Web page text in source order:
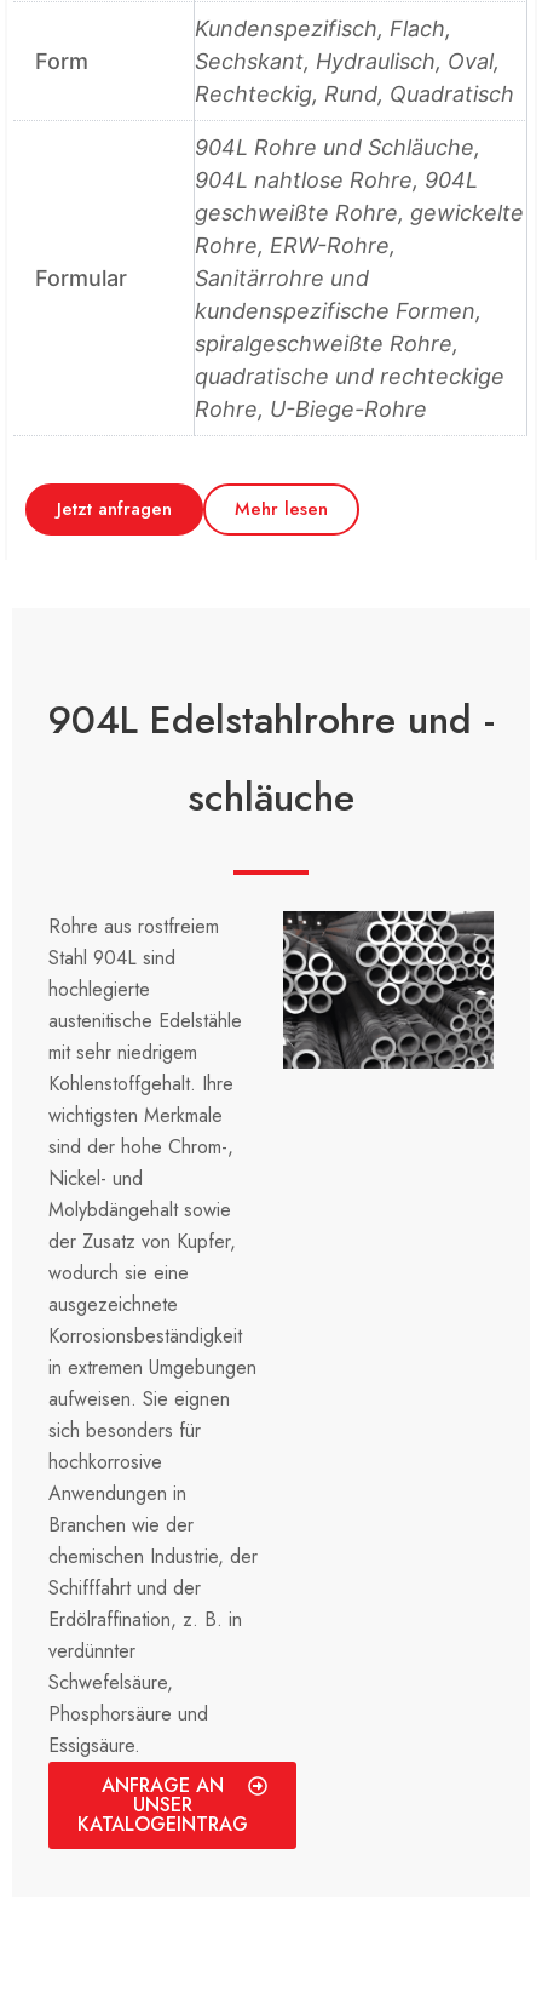
Form
Kundenspezifisch, Flach,
Sechskant, Hydraulisch, Oval,
Rechteckig, Rund, Quadratisch
Formular
904L Rohre und Schläuche,
904L nahtlose Rohre, 904L
geschweißte Rohre, gewickelte
Rohre, ERW-Rohre,
Sanitärrohre und
kundenspezifische Formen,
spiralgeschweißte Rohre,
quadratische und rechteckige
Rohre, U-Biege-Rohre
Jetzt anfragen Mehr lesen
904L Edelstahlrohre und -
schläuche
Rohre aus rostfreiem
Stahl 904L sind
hochlegierte
austenitische Edelstähle
mit sehr niedrigem
Kohlenstoffgehalt. Ihre
wichtigsten Merkmale
sind der hohe Chrom-,
Nickel- und
Molybdängehalt sowie
der Zusatz von Kupfer,
wodurch sie eine
ausgezeichnete
Korrosionsbeständigkeit
in extremen Umgebungen
aufweisen. Sie eignen
sich besonders für
hochkorrosive
Anwendungen in
Branchen wie der
chemischen Industrie, der
Schifffahrt und der
Erdölraffination, z. B. in
verdünnter
Schwefelsäure,
Phosphorsäure und
Essigsäure.
ANFRAGE AN
UNSER
KATALOGEINTRAG